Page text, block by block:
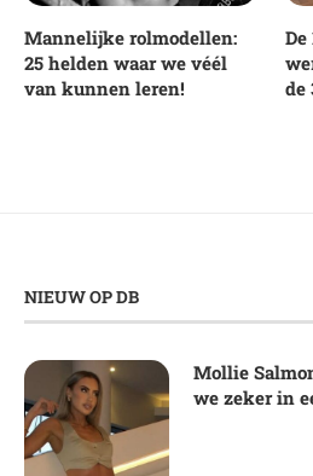
Mannelijke rolmodellen:
25 helden waar we véél
van kunnen leren!
de
NIEUW OP DB
Mollie
we zeker in